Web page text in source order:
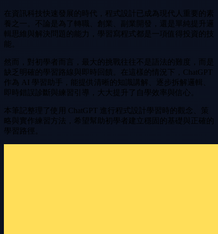
在資訊科技快速發展的時代，程式設計已成為現代人重要的素
養之一。不論是為了轉職、創業、副業開發，還是單純提升邏
輯思維與解決問題的能力，學習寫程式都是一項值得投資的技
能。
然而，對初學者而言，最大的挑戰往往不是語法的難度，而是
缺乏明確的學習路線與即時回饋。在這樣的情況下，ChatGPT
作為 AI 學習助手，能提供清晰的知識講解、逐步拆解邏輯、
即時錯誤診斷與練習引導，大大提升了自學效率與信心。
本筆記整理了使用 ChatGPT 進行程式設計學習時的觀念、策
略與實作練習方法，希望幫助初學者建立穩固的基礎與正確的
學習路徑。